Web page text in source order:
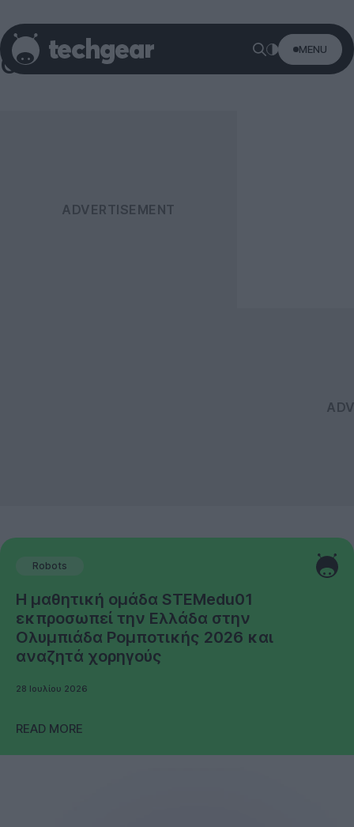
MENU
Contests
Robots
Η μαθητική ομάδα STEMedu01
εκπροσωπεί την Ελλάδα στην
Ολυμπιάδα Ρομποτικής 2026 και
αναζητά χορηγούς
28 Ιουλίου 2026
READ MORE